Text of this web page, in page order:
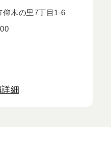
仰木の里7丁目1-6
細